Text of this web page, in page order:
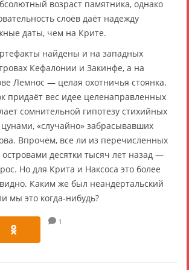
возраст памятника, однако
слоёв даёт надежду
даты, чем на Крите.
найдены и на западных
Кефалонии и Закинфе, а на
Лемнос — целая охотничья стоянка.
придаёт вес идее целенаправленных
сомнительной гипотезу стихийных
«случайно» забрасывавших
Впрочем, все ли из перечисленных
десятки тысяч лет назад —
Но для Крита и Наксоса это более
Каким же был неандертальский
мы это когда-нибудь?
1